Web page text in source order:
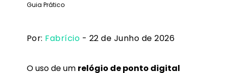
Por: Fabrício - 22 de Junho de 2026
O uso de um relógio de ponto digital